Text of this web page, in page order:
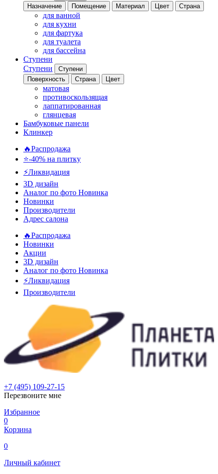
Назначение
Помещение Материал Цвет Страна
для ванной
для кухни
для фартука
для туалета
для бассейна
Ступени
Ступени
Ступени
Поверхность
Страна Цвет
матовая
противоскользящая
лаппатированная
глянцевая
Бамбуковые панели
Клинкер
🔥Распродажа
⭐-40% на плитку
⚡️Ликвидация
3D дизайн
Аналог по фото Новинка
Новинки
Производители
Адрес салона
🔥Распродажа
Новинки
Акции
3D дизайн
Аналог по фото Новинка
⚡Ликвидация
Производители
+7 (495) 109-27-15
Перезвоните мне
Избранное
0
Корзина
0
Личный кабинет